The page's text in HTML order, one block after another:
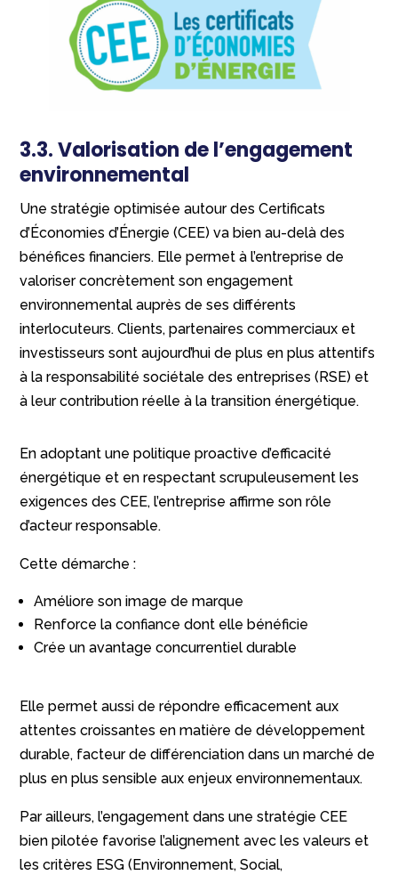
3.3. Valorisation de l’engagement
environnemental
Une stratégie optimisée autour des Certificats
d’Économies d’Énergie (CEE) va bien au-delà des
bénéfices financiers. Elle permet à l’entreprise de
valoriser concrètement son engagement
environnemental auprès de ses différents
interlocuteurs. Clients, partenaires commerciaux et
investisseurs sont aujourd’hui de plus en plus attentifs
à la responsabilité sociétale des entreprises (RSE) et
à leur contribution réelle à la transition énergétique.
En adoptant une politique proactive d’efficacité
énergétique et en respectant scrupuleusement les
exigences des CEE, l’entreprise affirme son rôle
d’acteur responsable.
Cette démarche :
Améliore son image de marque
Renforce la confiance dont elle bénéficie
Crée un avantage concurrentiel durable
Elle permet aussi de répondre efficacement aux
attentes croissantes en matière de développement
durable, facteur de différenciation dans un marché de
plus en plus sensible aux enjeux environnementaux.
Par ailleurs, l’engagement dans une stratégie CEE
bien pilotée favorise l’alignement avec les valeurs et
les critères ESG (Environnement, Social,